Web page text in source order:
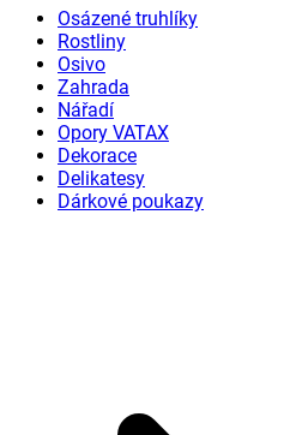
Osázené truhlíky
Rostliny
Osivo
Zahrada
Nářadí
Opory VATAX
Dekorace
Delikatesy
Dárkové poukazy